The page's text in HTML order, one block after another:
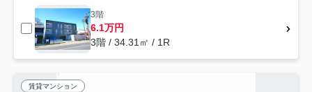
3階
6.1万円
3階 / 34.31㎡ / 1R
賃貸マンション